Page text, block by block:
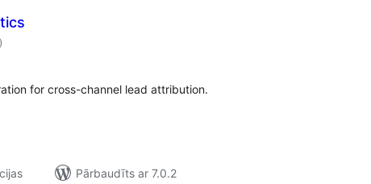
vērtējumu
kopsumma
)
for cross-channel lead attribution.
Pārbaudīts ar 7.0.2